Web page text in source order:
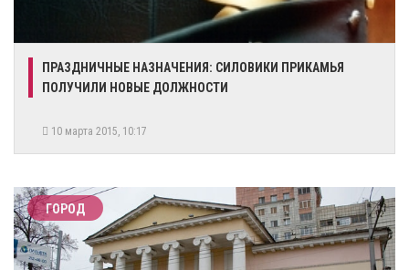
ПРАЗДНИЧНЫЕ НАЗНАЧЕНИЯ: СИЛОВИКИ ПРИКАМЬЯ
ПОЛУЧИЛИ НОВЫЕ ДОЛЖНОСТИ
10 марта 2015, 10:17
ГОРОД